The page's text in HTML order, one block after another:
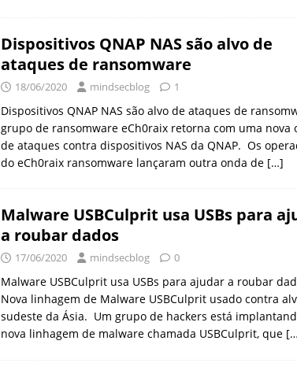
Dispositivos QNAP NAS são alvo de
ataques de ransomware
18/06/2020 mindsecblog 1
Dispositivos QNAP NAS são alvo de ataques de
grupo de ransomware eCh0raix retorna com uma nova
de ataques contra dispositivos NAS da QNAP. Os
do eCh0raix ransomware lançaram outra onda de […]
Malware USBCulprit usa USBs para
a roubar dados
17/06/2020 mindsecblog 0
Malware USBCulprit usa USBs para ajudar a roubar
Nova linhagem de Malware USBCulprit usado contra
sudeste da Ásia. Um grupo de hackers está
nova linhagem de malware chamada USBCulprit, que